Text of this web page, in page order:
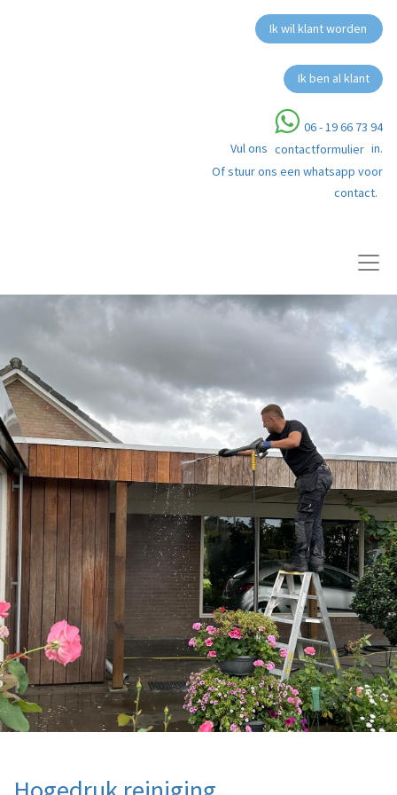
Ik wil klant worden
Ik ben al klant
06 - 19 66 73 94
Vul ons contactformulier in.
Of stuur ons een whatsapp voor
contact.